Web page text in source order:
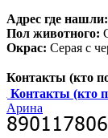
Адрес где нашли:
Пол животного:
Окрас: Серая с
Контакты (кто
Контакты (кто
Арина